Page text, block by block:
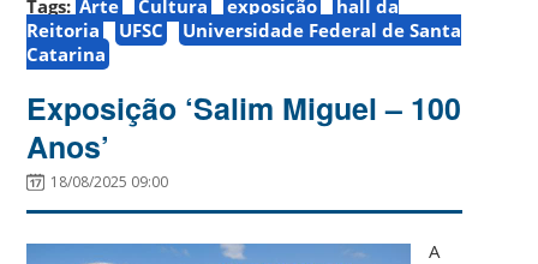
Tags: Arte Cultura exposição
hall da
Reitoria
UFSC
Universidade Federal de Santa
Catarina
Exposição ‘Salim Miguel – 100
Anos’
18/08/2025 09:00
A